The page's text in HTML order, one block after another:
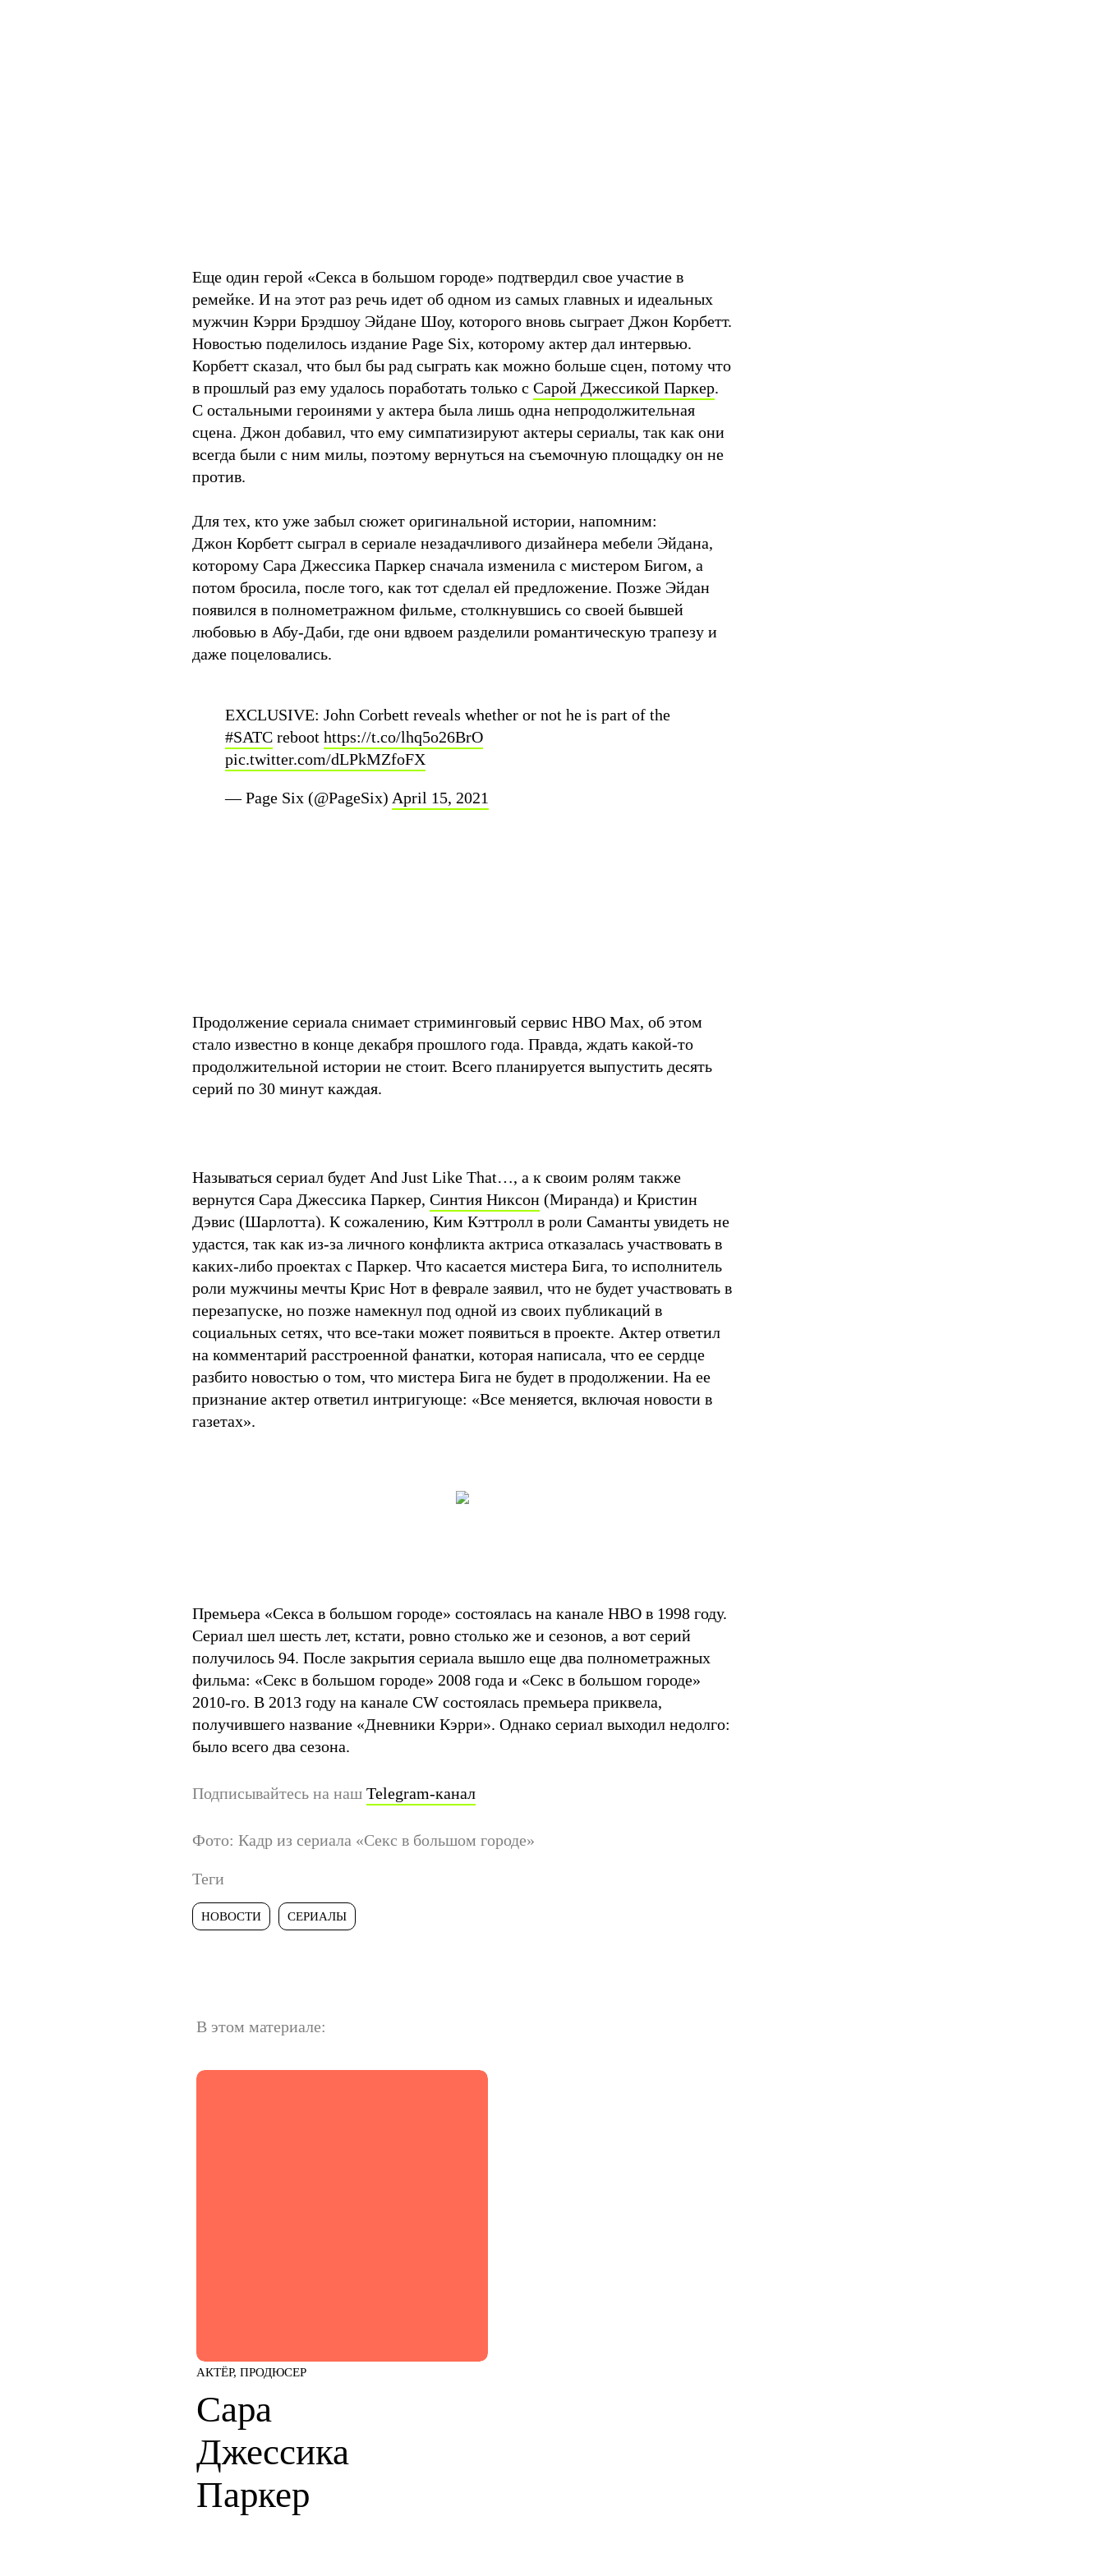
Еще один герой «Секса в большом городе» подтвердил свое участие в
ремейке. И на этот раз речь идет об одном из самых главных и идеальных
мужчин Кэрри Брэдшоу Эйдане Шоу, которого вновь сыграет Джон Корбетт.
Новостью поделилось издание Page Six, которому актер дал интервью.
Корбетт сказал, что был бы рад сыграть как можно больше сцен, потому что
в прошлый раз ему удалось поработать только с Сарой Джессикой Паркер.
С остальными героинями у актера была лишь одна непродолжительная
сцена. Джон добавил, что ему симпатизируют актеры сериалы, так как они
всегда были с ним милы, поэтому вернуться на съемочную площадку он не
против.
Для тех, кто уже забыл сюжет оригинальной истории, напомним:
Джон Корбетт сыграл в сериале незадачливого дизайнера мебели Эйдана,
которому Сара Джессика Паркер сначала изменила с мистером Бигом, а
потом бросила, после того, как тот сделал ей предложение. Позже Эйдан
появился в полнометражном фильме, столкнувшись со своей бывшей
любовью в Абу-Даби, где они вдвоем разделили романтическую трапезу и
даже поцеловались.
EXCLUSIVE: John Corbett reveals whether or not he is part of the
#SATC reboot https://t.co/lhq5o26BrO
pic.twitter.com/dLPkMZfoFX
— Page Six (@PageSix) April 15, 2021
Продолжение сериала снимает стриминговый сервис HBO Max, об этом
стало известно в конце декабря прошлого года. Правда, ждать какой-то
продолжительной истории не стоит. Всего планируется выпустить десять
серий по 30 минут каждая.
Называться сериал будет And Just Like That…, а к своим ролям также
вернутся Сара Джессика Паркер, Синтия Никсон (Миранда) и Кристин
Дэвис (Шарлотта). К сожалению, Ким Кэттролл в роли Саманты увидеть не
удастся, так как из-за личного конфликта актриса отказалась участвовать в
каких-либо проектах с Паркер. Что касается мистера Бига, то исполнитель
роли мужчины мечты Крис Нот в феврале заявил, что не будет участвовать в
перезапуске, но позже намекнул под одной из своих публикаций в
социальных сетях, что все-таки может появиться в проекте. Актер ответил
на комментарий расстроенной фанатки, которая написала, что ее сердце
разбито новостью о том, что мистера Бига не будет в продолжении. На ее
признание актер ответил интригующе: «Все меняется, включая новости в
газетах».
Премьера «Секса в большом городе» состоялась на канале HBO в 1998 году.
Сериал шел шесть лет, кстати, ровно столько же и сезонов, а вот серий
получилось 94. После закрытия сериала вышло еще два полнометражных
фильма: «Секс в большом городе» 2008 года и «Секс в большом городе»
2010-го. В 2013 году на канале CW состоялась премьера приквела,
получившего название «Дневники Кэрри». Однако сериал выходил недолго:
было всего два сезона.
Подписывайтесь на наш Telegram-канал
Фото: Кадр из сериала «Секс в большом городе»
Теги
НОВОСТИ СЕРИАЛЫ
В этом материале:
АКТЁР, ПРОДЮСЕР
Сара
Джессика
Паркер